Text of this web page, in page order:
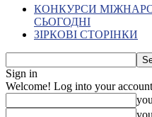
КОНКУРСИ
СЬОГОДНІ
ЗІРКОВІ СТОРІНКИ
Sign in
Welcome! Log into your account